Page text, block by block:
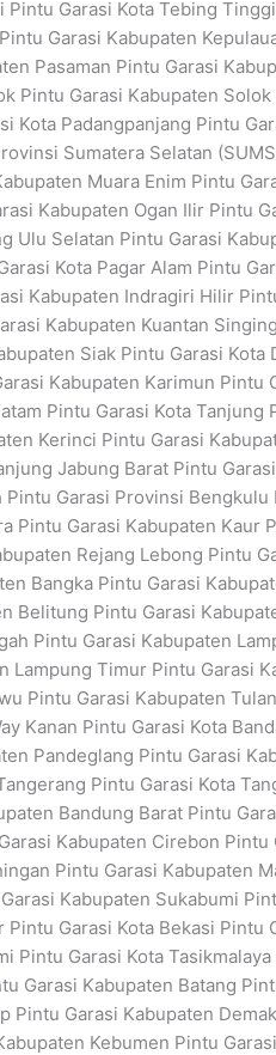
Garasi Kota Tebing
Garasi Kabupaten
Pasaman Pintu Garasi
Pintu Garasi Kabupaten
Kota Padangpanjang Pintu
Sumatera Selatan
Muara Enim Pintu
Kabupaten Ogan Ilir Pintu
Ulu Selatan Pintu Garasi
Kota Pagar Alam Pintu
Kabupaten Indragiri Hilir
Kabupaten Kuantan
Siak Pintu Garasi
Kabupaten Karimun
Pintu Garasi Kota
Kerinci Pintu Garasi
Jabung Barat Pintu
Garasi Provinsi
Pintu Garasi Kabupaten
Rejang Lebong Pintu
Bangka Pintu Garasi
Belitung Pintu Garasi
Pintu Garasi Kabupaten
Lampung Timur Pintu Garasi
Pintu Garasi Kabupaten
Kanan Pintu Garasi Kota
Pandeglang Pintu Garasi
Pintu Garasi Kota
Bandung Barat Pintu
Kabupaten Cirebon
Pintu Garasi Kabupaten
Kabupaten Sukabumi
Pintu Garasi Kota Bekasi
Pintu Garasi Kota
Garasi Kabupaten Batang
Pintu Garasi Kabupaten
Kebumen Pintu